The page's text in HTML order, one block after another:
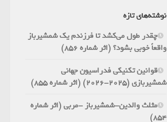
نوشته‌های تازه
چقدر طول می‌کشد تا فرزندم یک شمشیرباز
واقعاً خوبی بشود؟ (اثر شماره 856)
قوانین تکنیکی فدراسیون جهانی
شمشیربازی (2025-2026) (اثر شماره 855)
مثلث والدین-شمشیرباز -مربی (اثر شماره
854)